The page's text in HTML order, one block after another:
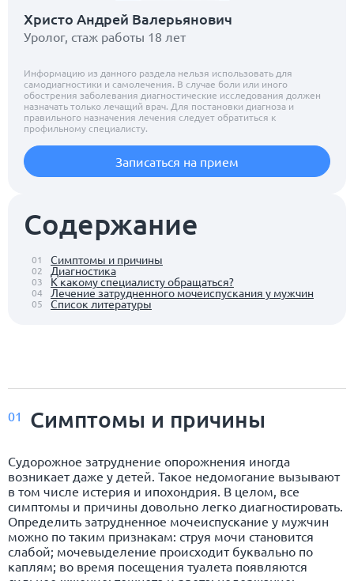
Содержание
01 Симптомы и причины
02 Диагностика
03 К какому специалисту обращаться?
04 Лечение затрудненного мочеиспускания у мужчин
05 Список литературы
Христо Андрей Валерьянович
Уролог, стаж работы 18 лет
Информацию из данного раздела нельзя использовать для
самодиагностики и самолечения. В случае боли или иного
обострения заболевания диагностические исследования должен
назначать только лечащий врач. Для постановки диагноза и
правильного назначения лечения следует обратиться к
профильному специалисту.
Записаться на прием
01 Симптомы и причины
Судорожное затруднение опорожнения иногда
возникает даже у детей. Такое недомогание вызывают
в том числе истерия и ипохондрия. В целом, все
симптомы и причины довольно легко диагностировать.
Определить затрудненное мочеиспускание у мужчин
можно по таким признакам: струя мочи становится
слабой; мочевыделение происходит буквально по
каплям; во время посещения туалета появляются